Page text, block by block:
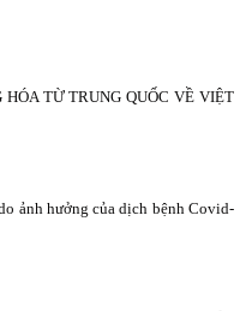
TỪ TRUNG QUỐC VỀ VIỆT
ảnh hưởng của dịch bệnh Covid-